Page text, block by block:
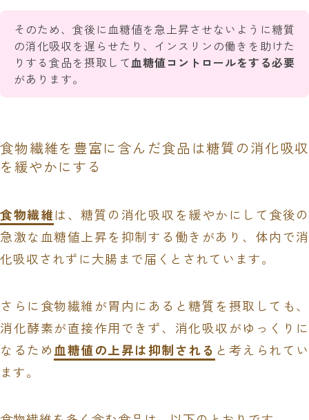
そのため、食後に血糖値を急上昇させないように糖質
の消化吸収を遅らせたり、インスリンの働きを助けた
りする食品を摂取して血糖値コントロールをする必要
があります。
食物繊維を豊富に含んだ食品は糖質の消化吸収
を緩やかにする
食物繊維は、糖質の消化吸収を緩やかにして食後の
急激な血糖値上昇を抑制する働きがあり、体内で消
化吸収されずに大腸まで届くとされています。
さらに食物繊維が胃内にあると糖質を摂取しても、
消化酵素が直接作用できず、消化吸収がゆっくりに
なるため 血糖値の上昇は抑制される と考えられてい
ます。